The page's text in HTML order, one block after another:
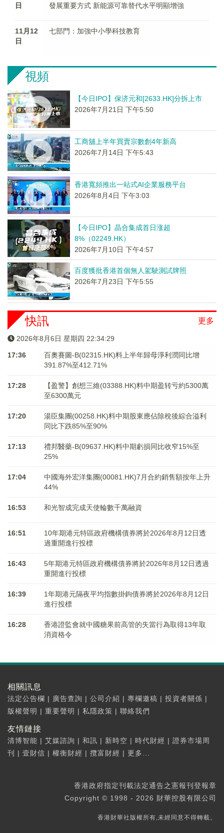
日
發展重要方式 新能源可靠替代水平明顯增強
11月12
日
七部門：加強中小學科技教育
視頻
【今日IPO】保济元和[2633.HK]分拆上市
2026年7月21日 下午5:50
工商舖上半年買賣宗數創4年新高
2026年7月14日 下午5:43
香港寬頻推出一站式AI企業服務平台
2026年8月4日 下午3:03
【今日IPO】晶合集成首日涨超
8%（02249.HK）
2026年7月10日 下午4:57
百度獲批香港首個無人駕駛測試牌照
2026年7月23日 下午5:55
更多
快訊
2026年8月6日 星期四 22:34:29
17:36
百奧賽圖-B(02315.HK)料上半年歸母淨利潤同比增
391.87%至412.71%
17:28
【盈警】創想三維(03388.HK)料中期盈转亏約5300萬
至6300萬元
17:20
湯臣集團(00258.HK)料中期股東應佔除稅後綜合溢利
同比下跌85%至90%
17:13
禮邦醫藥-B(09637.HK)料中期虧損同比收窄15%至
25%
17:04
中國海外宏洋集團(00081.HK)7月合約銷售額按年上升
44%
16:53 和光智成完成天使輪數千萬融資
16:51
10年期港元特區政府機構債券將於2026年8月12日透
過重開進行投標
16:43
5年期港元特區政府機構債券將於2026年8月12日透過
重開進行投標
16:39
1年期港元隔夜平均指數掛鉤債券將於2026年8月12日
進行投標
16:28
香港證監會就中國糖果前高管的失當行為取得13年取
消資格令
相關訊息
法定公告欄 | 廣告查詢 | 公司介紹 | 專欄邀稿 | 投資者關係 |
版權聲明 | 重要聲明 | 私隱政策 | 聯絡我們
友情鏈接
清博智能 | 艾媒諮詢 | 和訊 | 新時空 | 時代財經 | 證券市場周
刊
| 壹財信 | 權衡財經 | 攬富財經 | 更多...
香港政府指定刊載法定通告之憲報刊登報章
Copyright © 1998 - 2026 財華控股有限公司
香港財華社版權所有,未經同意不得轉載。